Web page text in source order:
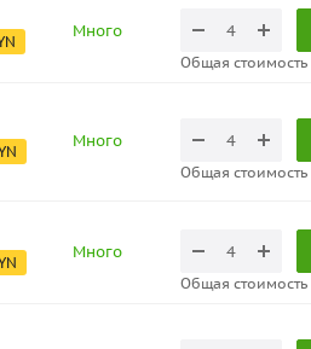
Много
Общая стоимость
Много
Общая стоимость
Много
Общая стоимость